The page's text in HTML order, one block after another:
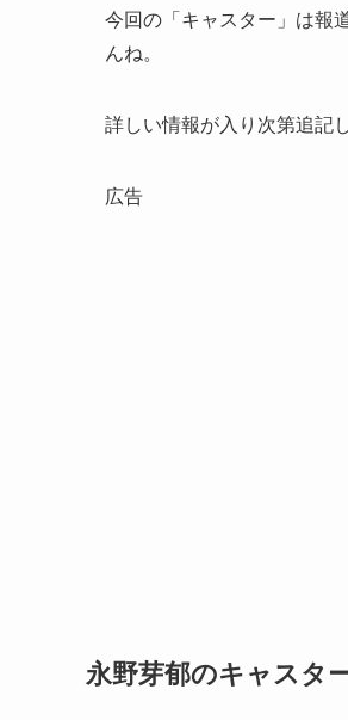
今回の「キャスター」は報
んね。
詳しい情報が入り次第追記
広告
永野芽郁のキャスタ